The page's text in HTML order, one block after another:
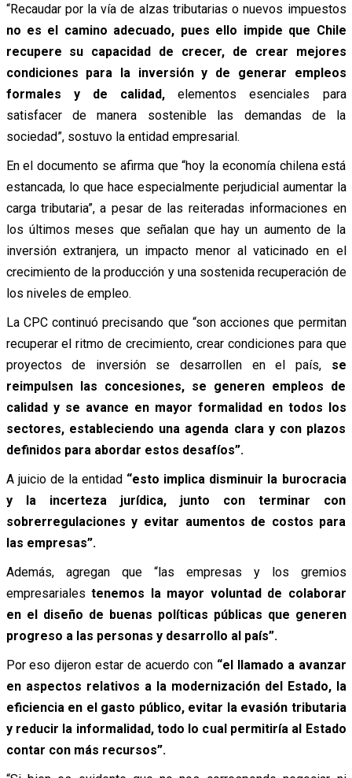
“Recaudar por la vía de alzas tributarias o nuevos impuestos
no es el camino adecuado, pues ello impide que Chile
recupere su capacidad de crecer, de crear mejores
condiciones para la inversión y de generar empleos
formales y de calidad, elementos esenciales para
satisfacer de manera sostenible las demandas de la
sociedad”, sostuvo la entidad empresarial.
En el documento se afirma que “hoy la economía chilena está
estancada, lo que hace especialmente perjudicial aumentar la
carga tributaria”, a pesar de las reiteradas informaciones en
los últimos meses que señalan que hay un aumento de la
inversión extranjera, un impacto menor al vaticinado en el
crecimiento de la producción y una sostenida recuperación de
los niveles de empleo.
La CPC continuó precisando que “son acciones que permitan
recuperar el ritmo de crecimiento, crear condiciones para que
proyectos de inversión se desarrollen en el país, se
reimpulsen las concesiones, se generen empleos de
calidad y se avance en mayor formalidad en todos los
sectores, estableciendo una agenda clara y con plazos
definidos para abordar estos desafíos”.
A juicio de la entidad “esto implica disminuir la burocracia
y la incerteza jurídica, junto con terminar con
sobrerregulaciones y evitar aumentos de costos para
las empresas”.
Además, agregan que “las empresas y los gremios
empresariales tenemos la mayor voluntad de colaborar
en el diseño de buenas políticas públicas que generen
progreso a las personas y desarrollo al país”.
Por eso dijeron estar de acuerdo con “el llamado a avanzar
en aspectos relativos a la modernización del Estado, la
eficiencia en el gasto público, evitar la evasión tributaria
y reducir la informalidad, todo lo cual permitiría al Estado
contar con más recursos”.